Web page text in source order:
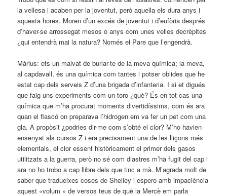
la vellesa i acaben per la joventut, però aquella els dura anys i
aquesta hores. Moren d’un excés de joventut i d’eufòria després
d’haver-se arrossegat mesos o anys com unes velles decrèpites
¿qui entendrà mai la natura? Només el Pare que l’engendrà.
Màrius: ets un malvat de burlar-te de la meva química; la meva,
al capdavall, és una química com tantes i potser oblides que he
estat cap dels serveis Z d’una brigada d’infanteria. I si et digués
que faig uns experiments com un toro ¿què? És en tot cas una
química que m’ha procurat moments divertidíssims, com és ara
quan el flascó on preparava l’hidrogen em va fer un pet com una
gla. A propòsit ¿podries dir-me com s’obté el clor? M’ho havien
ensenyat als cursos Z i era precisament una de les lliçons més
elementals, el clor essent històricament el primer dels gasos
utilitzats a la guerra, però no sé com diastres m’ha fugit del cap i
ara no ho trobo a cap llibre dels que tinc a mà. M’agrada molt de
saber que tradueixes coses de Shelley i espero amb impaciència
aquest «volum » de versos teus de què la Mercè em parla